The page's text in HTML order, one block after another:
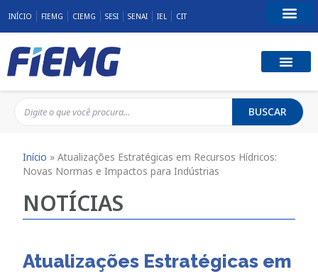
INÍCIO FIEMG CIEMG SESI SENAI IEL CIT
BUSCAR
Início »Atualizações Estratégicas em Recursos Hídricos:
Novas Normas e Impactos para Indústrias
NOTÍCIAS
Atualizações Estratégicas em